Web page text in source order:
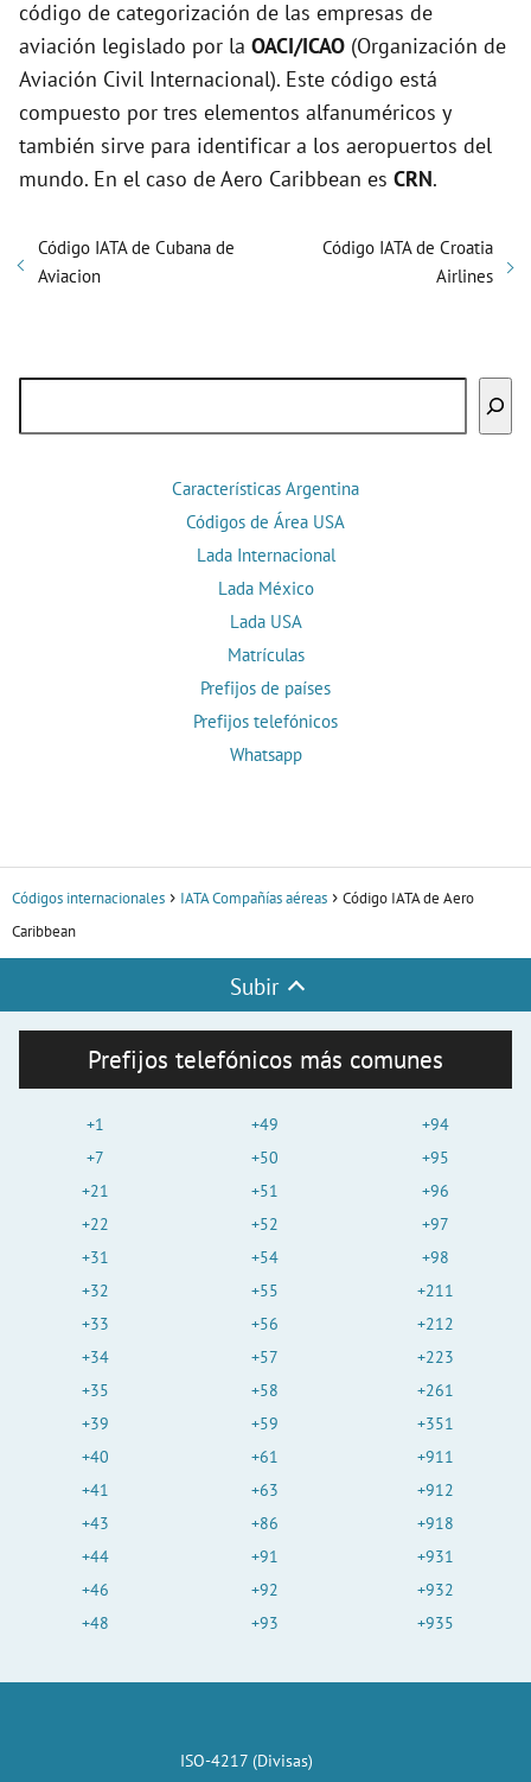
código de categorización de las empresas de
aviación legislado por la OACI/ICAO (Organización de
Aviación Civil Internacional). Este código está
compuesto por tres elementos alfanuméricos y
también sirve para identificar a los aeropuertos del
mundo. En el caso de Aero Caribbean es CRN.
Código IATA de Cubana de
Aviacion
Código IATA de Croatia
Airlines
Características Argentina
Códigos de Área USA
Lada Internacional
Lada México
Lada USA
Matrículas
Prefijos de países
Prefijos telefónicos
Whatsapp
Códigos internacionales IATA Compañías aéreas
Código IATA de Aero
Caribbean
Subir
Prefijos telefónicos más comunes
+1
+7
+21
+22
+31
+32
+33
+34
+35
+39
+40
+41
+43
+44
+46
+48
+49
+50
+51
+52
+54
+55
+56
+57
+58
+59
+61
+63
+86
+91
+92
+93
+94
+95
+96
+97
+98
+211
+212
+223
+261
+351
+911
+912
+918
+931
+932
+935
ISO-4217 (Divisas)